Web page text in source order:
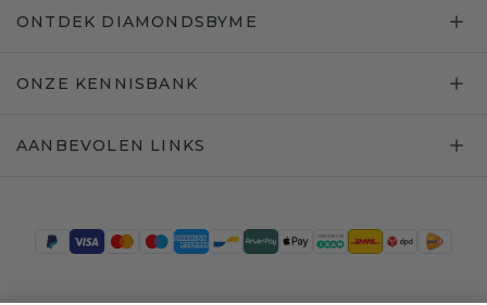
ONTDEK DIAMONDSBYME
ONZE KENNISBANK
AANBEVOLEN LINKS